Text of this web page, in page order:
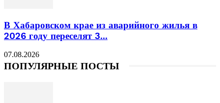
В Хабаровском крае из аварийного жилья в
2026 году переселят 3...
07.08.2026
ПОПУЛЯРНЫЕ ПОСТЫ